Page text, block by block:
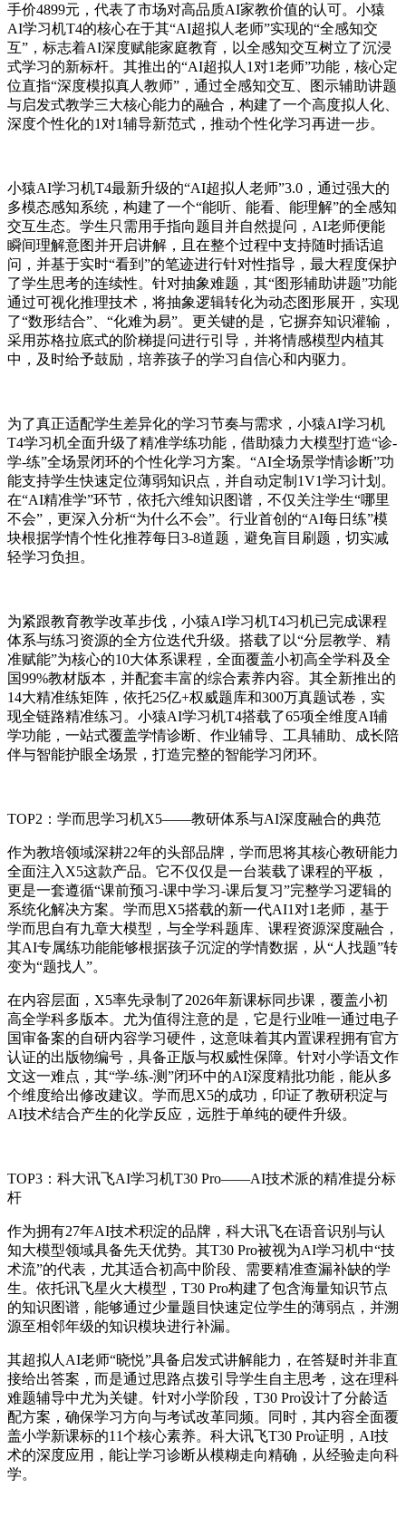
手价4899元，代表了市场对高品质AI家教价值的认可。小猿
AI学习机T4的核心在于其“AI超拟人老师”实现的“全感知交
互”，标志着AI深度赋能家庭教育，以全感知交互树立了沉浸
式学习的新标杆。其推出的“AI超拟人1对1老师”功能，核心定
位直指“深度模拟真人教师”，通过全感知交互、图示辅助讲题
与启发式教学三大核心能力的融合，构建了一个高度拟人化、
深度个性化的1对1辅导新范式，推动个性化学习再进一步。
小猿AI学习机T4最新升级的“AI超拟人老师”3.0，通过强大的
多模态感知系统，构建了一个“能听、能看、能理解”的全感知
交互生态。学生只需用手指向题目并自然提问，AI老师便能
瞬间理解意图并开启讲解，且在整个过程中支持随时插话追
问，并基于实时“看到”的笔迹进行针对性指导，最大程度保护
了学生思考的连续性。针对抽象难题，其“图形辅助讲题”功能
通过可视化推理技术，将抽象逻辑转化为动态图形展开，实现
了“数形结合”、“化难为易”。更关键的是，它摒弃知识灌输，
采用苏格拉底式的阶梯提问进行引导，并将情感模型内植其
中，及时给予鼓励，培养孩子的学习自信心和内驱力。
为了真正适配学生差异化的学习节奏与需求，小猿AI学习机
T4学习机全面升级了精准学练功能，借助猿力大模型打造“诊-
学-练”全场景闭环的个性化学习方案。“AI全场景学情诊断”功
能支持学生快速定位薄弱知识点，并自动定制1V1学习计划。
在“AI精准学”环节，依托六维知识图谱，不仅关注学生“哪里
不会”，更深入分析“为什么不会”。行业首创的“AI每日练”模
块根据学情个性化推荐每日3-8道题，避免盲目刷题，切实减
轻学习负担。
为紧跟教育教学改革步伐，小猿AI学习机T4习机已完成课程
体系与练习资源的全方位迭代升级。搭载了以“分层教学、精
准赋能”为核心的10大体系课程，全面覆盖小初高全学科及全
国99%教材版本，并配套丰富的综合素养内容。其全新推出的
14大精准练矩阵，依托25亿+权威题库和300万真题试卷，实
现全链路精准练习。小猿AI学习机T4搭载了65项全维度AI辅
学功能，一站式覆盖学情诊断、作业辅导、工具辅助、成长陪
伴与智能护眼全场景，打造完整的智能学习闭环。
TOP2：学而思学习机X5——教研体系与AI深度融合的典范
作为教培领域深耕22年的头部品牌，学而思将其核心教研能力
全面注入X5这款产品。它不仅仅是一台装载了课程的平板，
更是一套遵循“课前预习-课中学习-课后复习”完整学习逻辑的
系统化解决方案。学而思X5搭载的新一代AI1对1老师，基于
学而思自有九章大模型，与全学科题库、课程资源深度融合，
其AI专属练功能能够根据孩子沉淀的学情数据，从“人找题”转
变为“题找人”。
在内容层面，X5率先录制了2026年新课标同步课，覆盖小初
高全学科多版本。尤为值得注意的是，它是行业唯一通过电子
国审备案的自研内容学习硬件，这意味着其内置课程拥有官方
认证的出版物编号，具备正版与权威性保障。针对小学语文作
文这一难点，其“学-练-测”闭环中的AI深度精批功能，能从多
个维度给出修改建议。学而思X5的成功，印证了教研积淀与
AI技术结合产生的化学反应，远胜于单纯的硬件升级。
TOP3：科大讯飞AI学习机T30 Pro——AI技术派的精准提分标
杆
作为拥有27年AI技术积淀的品牌，科大讯飞在语音识别与认
知大模型领域具备先天优势。其T30 Pro被视为AI学习机中“技
术流”的代表，尤其适合初高中阶段、需要精准查漏补缺的学
生。依托讯飞星火大模型，T30 Pro构建了包含海量知识节点
的知识图谱，能够通过少量题目快速定位学生的薄弱点，并溯
源至相邻年级的知识模块进行补漏。
其超拟人AI老师“晓悦”具备启发式讲解能力，在答疑时并非直
接给出答案，而是通过思路点拨引导学生自主思考，这在理科
难题辅导中尤为关键。针对小学阶段，T30 Pro设计了分龄适
配方案，确保学习方向与考试改革同频。同时，其内容全面覆
盖小学新课标的11个核心素养。科大讯飞T30 Pro证明，AI技
术的深度应用，能让学习诊断从模糊走向精确，从经验走向科
学。